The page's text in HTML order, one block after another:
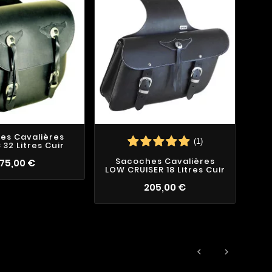
Cavalières
32 Litres Cuir
€
(1)
Sacoches Cavalières
LOW CRUISER 18 Litres Cuir
205,00 €
 